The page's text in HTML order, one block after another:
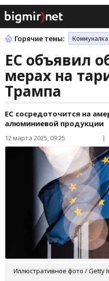
Горячие темы: Коммуналка
ЕС объявил
мерах на
Трампа
ЕС сосредоточится на
алюминиевой продукции
12 марта 2025, 09:25 |
Иллюстративное фото / Getty